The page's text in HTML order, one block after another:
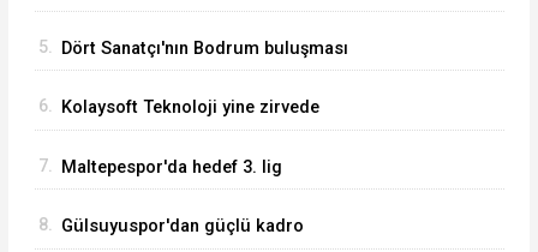
5. Dört Sanatçı'nın Bodrum buluşması
6. Kolaysoft Teknoloji yine zirvede
7. Maltepespor'da hedef 3. lig
8. Gülsuyuspor'dan güçlü kadro